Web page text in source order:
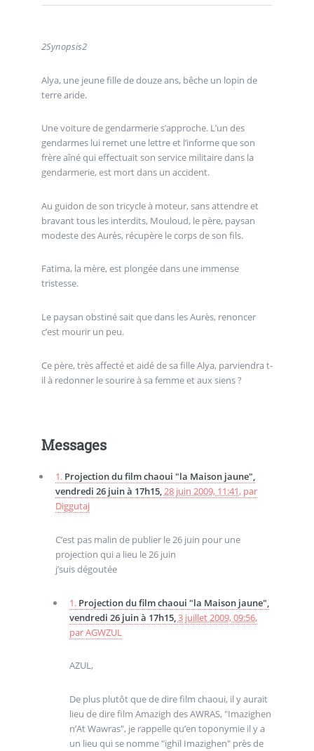
2Synopsis2
Alya, une jeune fille de douze ans, bêche un lopin de
terre aride.
Une voiture de gendarmerie s’approche. L’un des
gendarmes lui remet une lettre et l’informe que son
frère aîné qui effectuait son service militaire dans la
gendarmerie, est mort dans un accident.
Au guidon de son tricycle à moteur, sans attendre et
bravant tous les interdits, Mouloud, le père, paysan
modeste des Aurès, récupère le corps de son fils.
Fatima, la mère, est plongée dans une immense
tristesse.
Le paysan obstiné sait que dans les Aurès, renoncer
c’est mourir un peu.
Ce père, très affecté et aidé de sa fille Alya, parviendra t-
il à redonner le sourire à sa femme et aux siens ?
Messages
1. Projection du film chaoui "la Maison jaune",
vendredi 26 juin à 17h15,28 juin 2009, 11:41, par
Diggutaj
C’est pas malin de publier le 26 juin pour une
projection qui a lieu le 26 juin
j’suis dégoutée
1. Projection du film chaoui "la Maison jaune",
vendredi 26 juin à 17h15,3 juillet 2009, 09:56,
parAGWZUL
AZUL,
De plus plutôt que de dire film chaoui, il y aurait
lieu de dire film Amazigh des AWRAS, "Imazighen
n’At Wawras", je rappelle qu’en toponymie il y a
un lieu qui se nomme "ighil Imazighen" près de